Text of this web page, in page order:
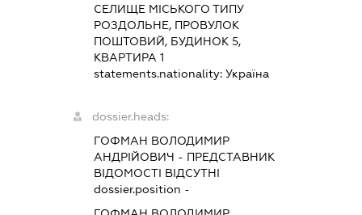
СЕЛИЩЕ МІСЬКОГО ТИПУ
РОЗДОЛЬНЕ, ПРОВУЛОК
ПОШТОВИЙ, БУДИНОК 5,
КВАРТИРА 1
statements.nationality: Україна
dossier.heads:
ГОФМАН ВОЛОДИМИР
АНДРІЙОВИЧ - ПРЕДСТАВНИК
ВІДОМОСТІ ВІДСУТНІ
dossier.position -